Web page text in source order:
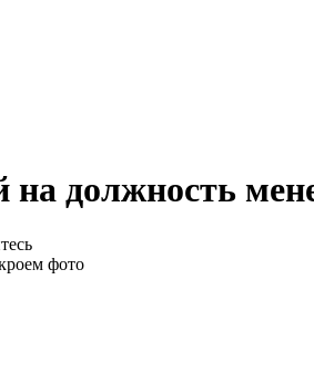
на должность
фото